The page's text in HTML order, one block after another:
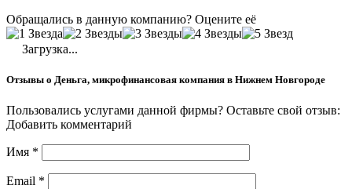
Обращались в данную компанию? Оцените её
Загрузка...
Отзывы о Деньга, микрофинансовая компания в Нижнем Новгороде
Пользовались услугами данной фирмы? Оставьте свой отзыв:
Добавить комментарий
Имя *
Email *